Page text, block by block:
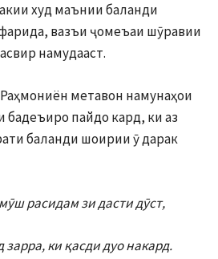
худ маънии баланди
вазъи ҷомеъаи шӯравии
намудааст.
метавон намунаҳои
бадеъиро пайдо кард, ки аз
баланди шоирии ӯ дарак
расидам зи дасти дӯст,
ки қасди дуо накард.